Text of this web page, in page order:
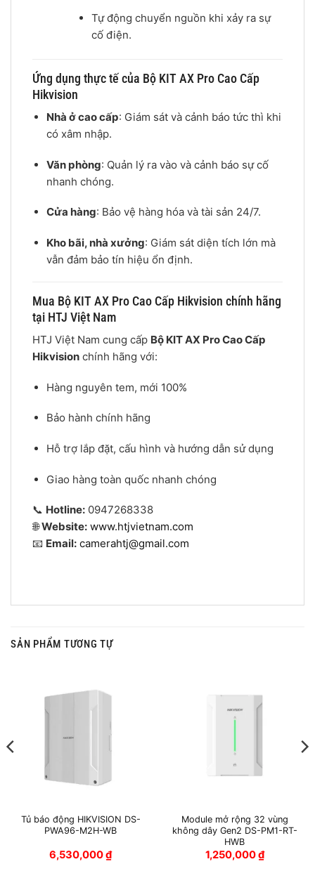
Tự động chuyển nguồn khi xảy ra sự
cố điện.
Ứng dụng thực tế của Bộ KIT AX Pro Cao Cấp
Hikvision
Nhà ở cao cấp: Giám sát và cảnh báo tức thì khi
có xâm nhập.
Văn phòng: Quản lý ra vào và cảnh báo sự cố
nhanh chóng.
Cửa hàng: Bảo vệ hàng hóa và tài sản 24/7.
Kho bãi, nhà xưởng: Giám sát diện tích lớn mà
vẫn đảm bảo tín hiệu ổn định.
Mua Bộ KIT AX Pro Cao Cấp Hikvision chính hãng
tại HTJ Việt Nam
HTJ Việt Nam cung cấp Bộ KIT AX Pro Cao Cấp
Hikvision chính hãng với:
Hàng nguyên tem, mới 100%
Bảo hành chính hãng
Hỗ trợ lắp đặt, cấu hình và hướng dẫn sử dụng
Giao hàng toàn quốc nhanh chóng
📞 Hotline: 0947268338
🌐Website: www.htjvietnam.com
📧 Email: camerahtj@gmail.com
SẢN PHẨM TƯƠNG TỰ
Tủ báo động HIKVISION DS-
PWA96-M2H-WB
6,530,000₫
Module mở rộng 32 vùng
không dây Gen2 DS-PM1-RT-
HWB
1,250,000₫